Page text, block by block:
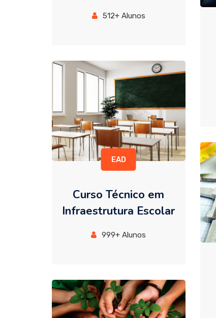
512+ Alunos
EAD
Curso Técnico em
Infraestrutura Escolar
999+ Alunos